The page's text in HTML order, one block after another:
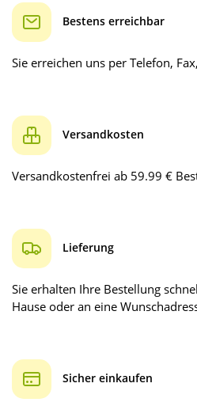
Bestens erreichbar
Sie erreichen uns per Telefon,
Versandkosten
Versandkostenfrei ab 59.99 €
Lieferung
Sie erhalten Ihre Bestellung
Hause oder an eine
Sicher einkaufen